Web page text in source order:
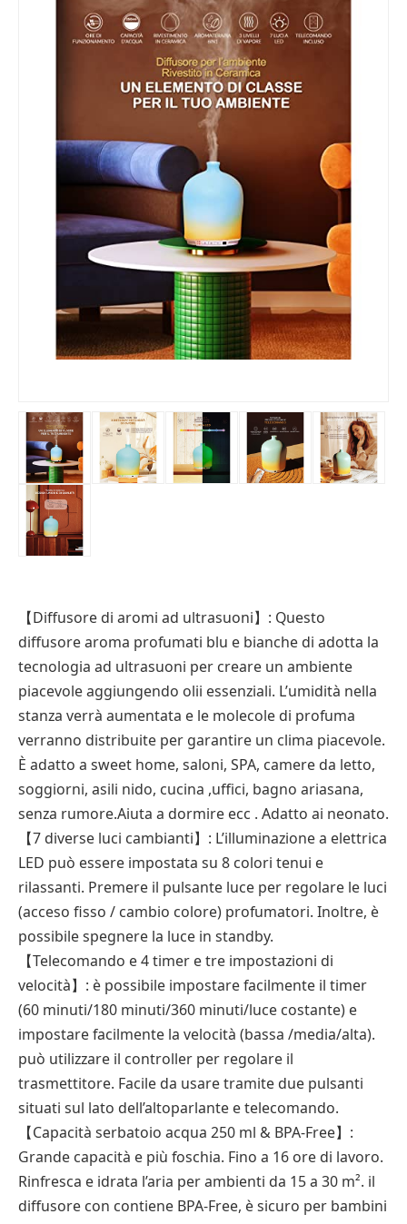
【Diffusore di aromi ad ultrasuoni】: Questo
diffusore aroma profumati blu e bianche di adotta la
tecnologia ad ultrasuoni per creare un ambiente
piacevole aggiungendo olii essenziali. L’umidità nella
stanza verrà aumentata e le molecole di profuma
verranno distribuite per garantire un clima piacevole.
È adatto a sweet home, saloni, SPA, camere da letto,
soggiorni, asili nido, cucina ,uffici, bagno ariasana,
senza rumore.Aiuta a dormire ecc . Adatto ai neonato.
【7 diverse luci cambianti】: L’illuminazione a elettrica
LED può essere impostata su 8 colori tenui e
rilassanti. Premere il pulsante luce per regolare le luci
(acceso fisso / cambio colore) profumatori. Inoltre, è
possibile spegnere la luce in standby.
【Telecomando e 4 timer e tre impostazioni di
velocità】: è possibile impostare facilmente il timer
(60 minuti/180 minuti/360 minuti/luce costante) e
impostare facilmente la velocità (bassa /media/alta).
può utilizzare il controller per regolare il
trasmettitore. Facile da usare tramite due pulsanti
situati sul lato dell’altoparlante e telecomando.
【Capacità serbatoio acqua 250 ml & BPA-Free】:
Grande capacità e più foschia. Fino a 16 ore di lavoro.
Rinfresca e idrata l’aria per ambienti da 15 a 30 m². il
diffusore con contiene BPA-Free, è sicuro per bambini